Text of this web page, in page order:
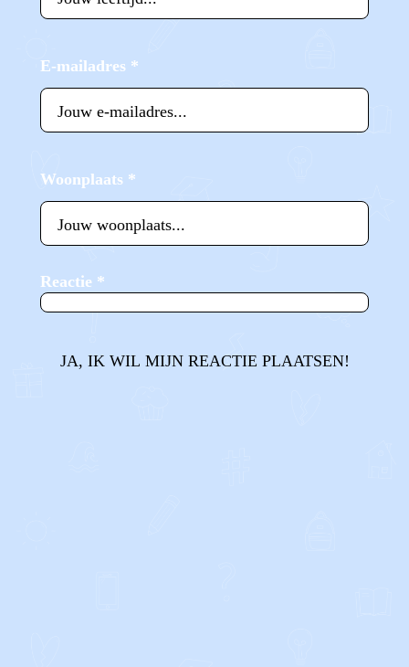
E-mailadres *
Woonplaats *
Reactie *
JA, IK WIL MIJN REACTIE PLAATSEN!